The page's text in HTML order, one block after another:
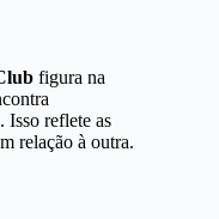
figura na
Isso reflete as
relação à outra.